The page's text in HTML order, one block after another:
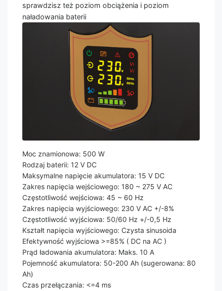
sprawdzisz też poziom obciążenia i poziom
naładowania baterii
Moc znamionowa: 500 W
Rodzaj baterii: 12 V DC
Maksymalne napięcie akumulatora: 15 V DC
Zakres napięcia wejściowego: 180 ~ 275 V AC
Częstotliwość wejściowa: 45 ~ 60 Hz
Zakres napięcia wyjściowego: 230 V AC +/-8%
Częstotliwość wyjściowa: 50/60 Hz +/-0,5 Hz
Kształt napięcia wyjściowego: Czysta sinusoida
Efektywność wyjściowa >=85% ( DC na AC )
Prąd ładowania akumulatora: Maks. 10 A
Pojemność akumulatora: 50-200 Ah (sugerowana: 80
Ah)
Czas przełączania: <=4 ms